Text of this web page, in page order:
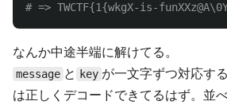
# => TWCTF{1{wkgX-is-
なんか中途半端に解けてる。
message と key が一文字ずつ対応す
は正しくデコードできてるはず。並